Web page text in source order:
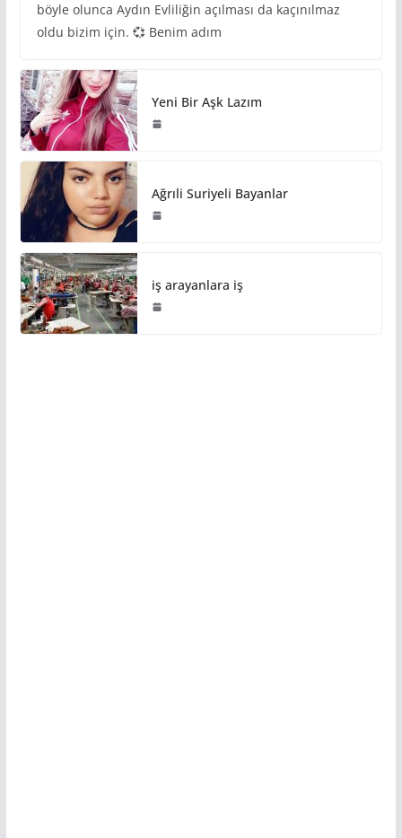
böyle olunca Aydın Evliliğin açılması da kaçınılmaz
oldu bizim için. 💞 Benim adım
Yeni Bir Aşk Lazım
Ağrıli Suriyeli Bayanlar
iş arayanlara iş